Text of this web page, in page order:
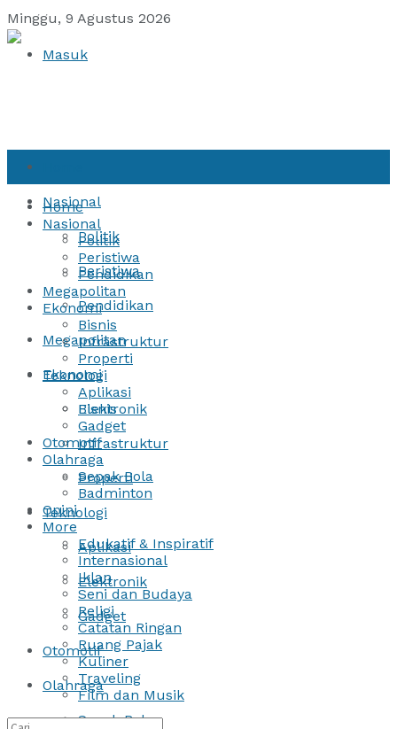
Minggu, 9 Agustus 2026
Masuk
Nasional
Politik
Peristiwa
Pendidikan
Megapolitan
Ekonomi
Bisnis
Infrastruktur
Properti
Teknologi
Aplikasi
Elektronik
Gadget
Otomotif
Olahraga
Sepak Bola
Home
Nasional
Politik
Peristiwa
Pendidikan
Megapolitan
Ekonomi
Bisnis
Infrastruktur
Properti
Teknologi
Aplikasi
Elektronik
Gadget
Otomotif
Olahraga
Sepak Bola
Badminton
Opini
More
Edukatif & Inspiratif
Internasional
Iklan
Seni dan Budaya
Religi
Catatan Ringan
Ruang Pajak
Kuliner
Traveling
Film dan Musik